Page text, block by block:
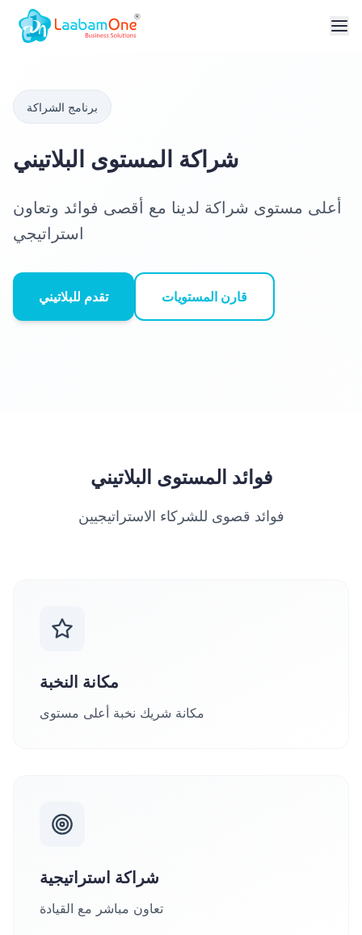
برنامج الشراكة
شراكة المستوى البلاتيني
أعلى مستوى شراكة لدينا مع أقصى فوائد وتعاون
استراتيجي
تقدم للبلاتيني قارن المستويات
فوائد المستوى البلاتيني
فوائد قصوى للشركاء الاستراتيجيين
مكانة النخبة
مكانة شريك نخبة أعلى مستوى
شراكة استراتيجية
تعاون مباشر مع القيادة